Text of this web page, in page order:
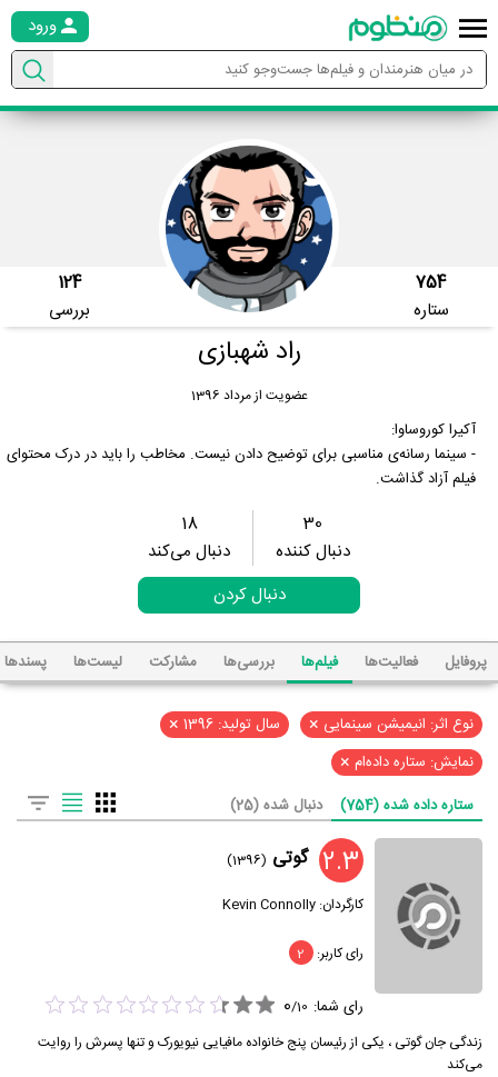
ورود
754
ستاره
124
بررسی
راد شهبازی
عضویت از مرداد 1396
آکیرا کوروساوا:
- سینما رسانه‌ی مناسبی برای توضیح دادن نیست. مخاطب را باید در درک محتوای
فیلم آزاد گذاشت.
30
دنبال کننده
18
دنبال می‌کند
دنبال کردن
پروفایل فعالیت‌ها فیلم‌ها بررسی‌ها مشارکت لیست‌ها پسند‌ها
نوع اثر: انیمیشن سینمایی × سال تولید: 1396 ×
نمایش: ستاره داده‌ام ×
ستاره داده شده (754) دنبال شده (25)
2.3 گوتی (1396)
کارگردان:Kevin Connolly
رای کاربر: 2
رای شما: 0/10
زندگی جان گوتی ، یکی از رئیسان پنج خانواده‌ مافیایی نیویورک و تنها پسرش را روایت
می‌کند